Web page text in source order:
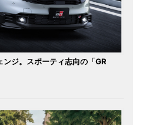
ンジ。スポーティ志向の「GR